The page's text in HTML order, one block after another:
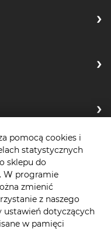
pomocą cookies i
statystycznych
sklepu do
W programie
zmienić
z naszego
ustawień dotyczących
w pamięci